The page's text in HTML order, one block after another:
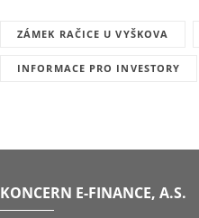
ZÁMEK RAČICE U VYŠKOVA
INFORMACE PRO INVESTORY
KONCERN E-FINANCE, A.S.